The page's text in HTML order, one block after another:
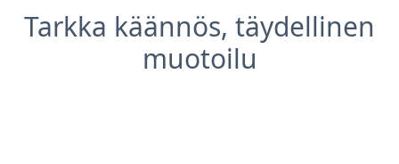
Tarkka käännös, täydellinen
muotoilu